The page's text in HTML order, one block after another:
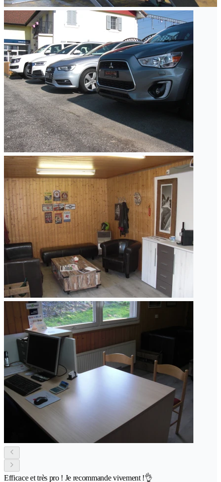
Efficace et très pro ! Je recommande vivement !👌